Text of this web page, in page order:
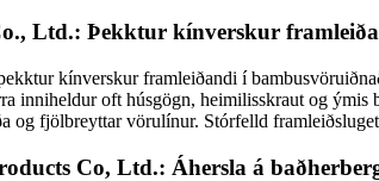
Ltd.: Þekktur kínverskur
kínverskur framleiðandi í
inniheldur oft húsgögn, heimilisskraut og
og fjölbreyttar vörulínur. Stórfelld
Co, Ltd.: Áhersla á